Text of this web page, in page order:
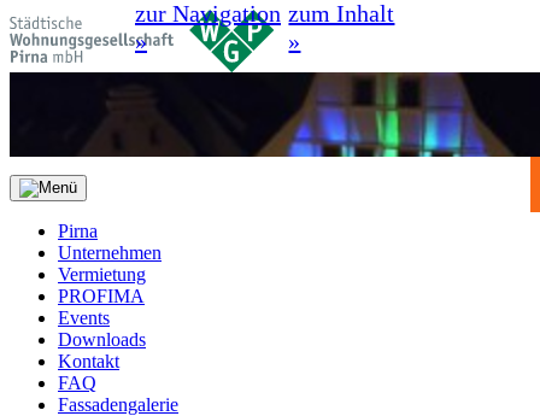
zur Navigation
»
zum Inhalt
»
Pirna
Unternehmen
Vermietung
PROFIMA
Events
Downloads
Kontakt
FAQ
Fassadengalerie